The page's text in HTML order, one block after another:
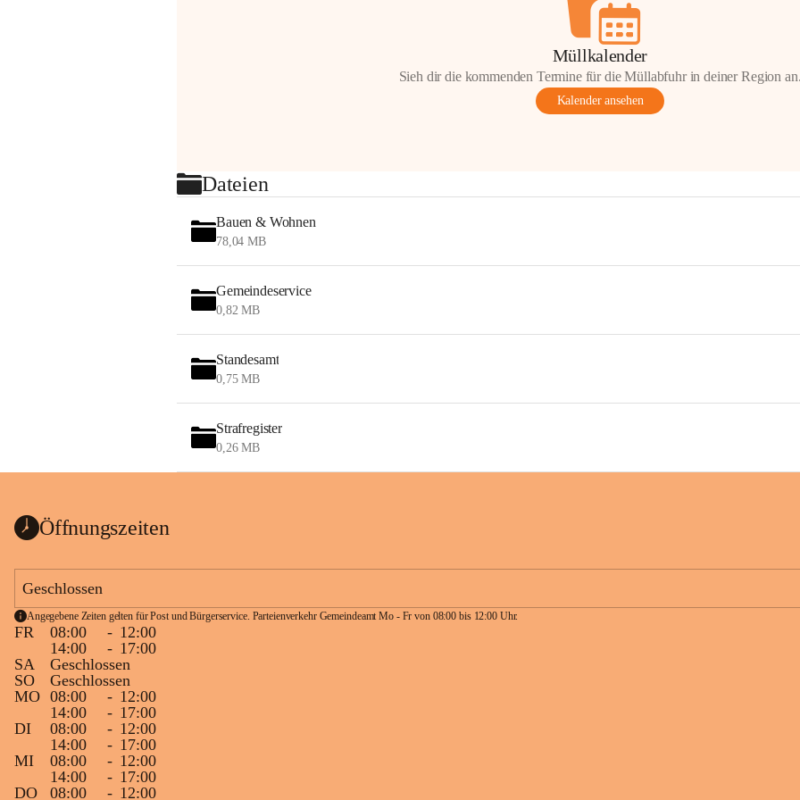
Müllkalender
Sieh dir die kommenden Termine für die Müllabfuhr in deiner Region
Kalender ansehen
Dateien
Bauen & Wohnen
78,04 MB
Gemeindeservice
0,82 MB
Standesamt
0,75 MB
Strafregister
0,26 MB
Öffnungszeiten
Geschlossen
Angegebene Zeiten gelten für Post und Bürgerservice. Parteienverkehr Gemeindeamt Mo - Fr von 08:00 bis 12:00 Uhr.
FR 08:00 - 12:00
14:00
- 17:00
SA
Geschlossen
SO
Geschlossen
MO 08:00 - 12:00
14:00
- 17:00
DI
08:00 - 12:00
14:00
- 17:00
MI
08:00 - 12:00
14:00
- 17:00
DO
08:00 - 12:00